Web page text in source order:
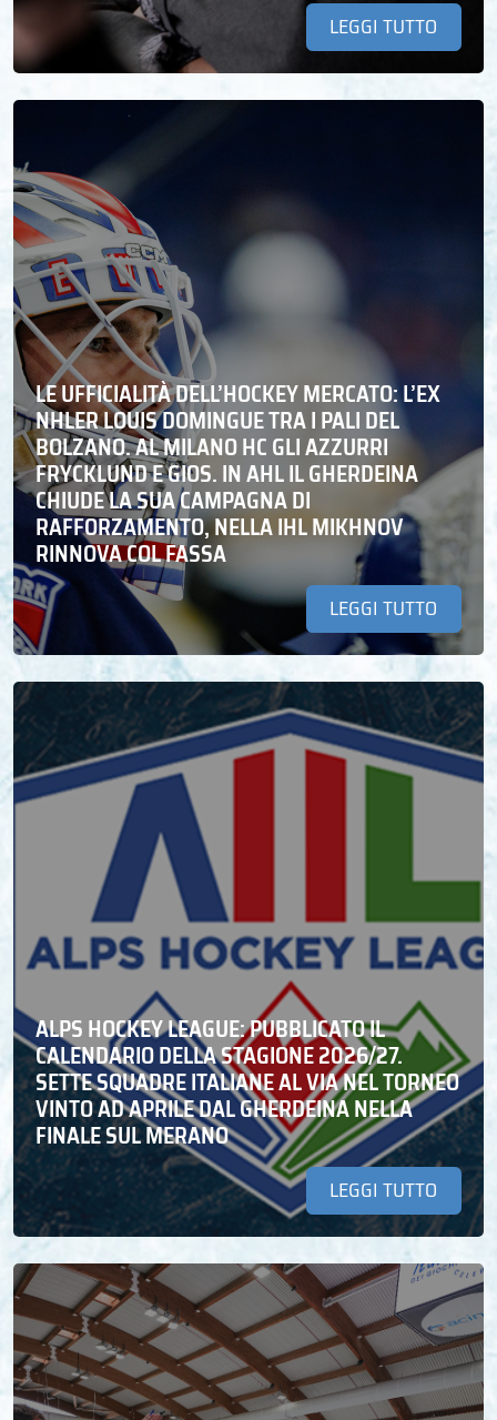
LEGGI TUTTO
LE UFFICIALITÀ DELL’HOCKEY MERCATO: L’EX
NHLER LOUIS DOMINGUE TRA I PALI DEL
BOLZANO. AL MILANO HC GLI AZZURRI
FRYCKLUND E GIOS. IN AHL IL GHERDEINA
CHIUDE LA SUA CAMPAGNA DI
RAFFORZAMENTO, NELLA IHL MIKHNOV
RINNOVA COL FASSA
LEGGI TUTTO
ALPS HOCKEY LEAGUE: PUBBLICATO IL
CALENDARIO DELLA STAGIONE 2026/27.
SETTE SQUADRE ITALIANE AL VIA NEL TORNEO
VINTO AD APRILE DAL GHERDEINA NELLA
FINALE SUL MERANO
LEGGI TUTTO